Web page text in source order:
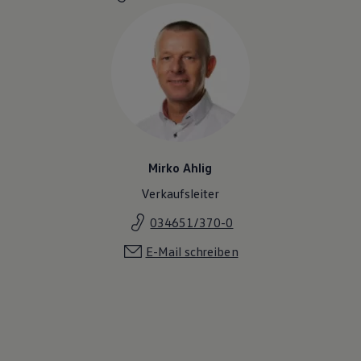
Elektromobilität
Volkswagen R
Pannen- und Unfallhilfe
Volkswagen Kundenbetreuung
Mirko Ahlig
Verkaufsleiter
034651/370-0
E-Mail schreiben